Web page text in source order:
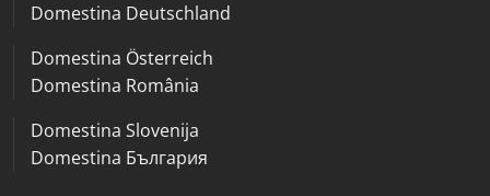
Domestina Deutschland
Domestina Österreich
Domestina România
Domestina Slovenija
Domestina България